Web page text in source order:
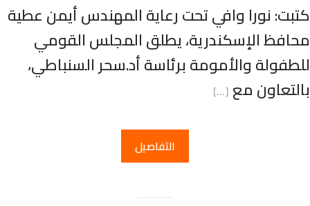
نورا وافي تحت رعاية المهندس أيمن عطية
الإسكندرية، يطلق المجلس القومي
والأمومة برئاسة أد.سحر السنباطي،
مع […]
التفاصيل